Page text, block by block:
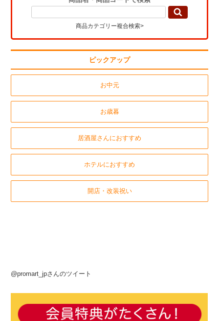
商品カテゴリー複合検索>
ピックアップ
お中元
お歳暮
居酒屋さんにおすすめ
ホテルにおすすめ
開店・改装祝い
@promart_jpさんのツイート